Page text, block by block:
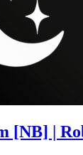
[NB] |